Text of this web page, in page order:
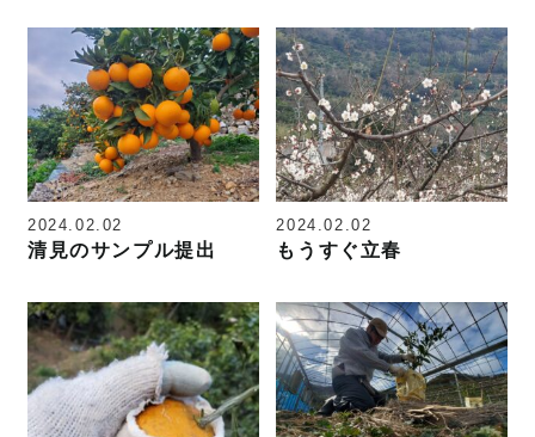
2024.02.02
清見のサンプル提出
2024.02.02
もうすぐ立春